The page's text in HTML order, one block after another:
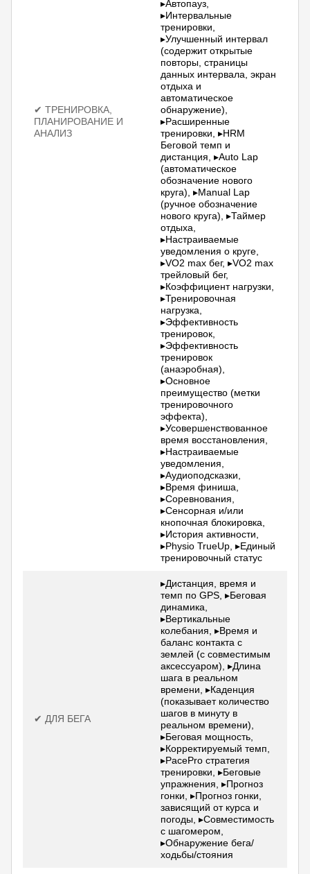
✔ ТРЕНИРОВКА,
ПЛАНИРОВАНИЕ И
АНАЛИЗ
▸Автопауз,
▸Интервальные
тренировки,
▸Улучшенный интервал
(содержит открытые
повторы, страницы
данных интервала, экран
отдыха и
автоматическое
обнаружение),
▸Расширенные
тренировки, ▸HRM
Беговой темп и
дистанция, ▸Auto Lap
(автоматическое
обозначение нового
круга), ▸Manual Lap
(ручное обозначение
нового круга), ▸Таймер
отдыха,
▸Настраиваемые
уведомления о круге,
▸VO2 max бег, ▸VO2 max
трейловый бег,
▸Коэффициент нагрузки,
▸Тренировочная
нагрузка,
▸Эффективность
тренировок,
▸Эффективность
тренировок
(анаэробная),
▸Основное
преимущество (метки
тренировочного
эффекта),
▸Усовершенствованное
время восстановления,
▸Настраиваемые
уведомления,
▸Аудиоподсказки,
▸Время финиша,
▸Соревнования,
▸Сенсорная и/или
кнопочная блокировка,
▸История активности,
▸Physio TrueUp, ▸Единый
тренировочный статус
✔ ДЛЯ БЕГА
▸Дистанция, время и
темп по GPS, ▸Беговая
динамика,
▸Вертикальные
колебания, ▸Время и
баланс контакта с
землей (с совместимым
аксессуаром), ▸Длина
шага в реальном
времени, ▸Каденция
(показывает количество
шагов в минуту в
реальном времени),
▸Беговая мощность,
▸Корректируемый темп,
▸PacePro стратегия
тренировки, ▸Беговые
упражнения, ▸Прогноз
гонки, ▸Прогноз гонки,
зависящий от курса и
погоды, ▸Совместимость
с шагомером,
▸Обнаружение бега/
ходьбы/стояния